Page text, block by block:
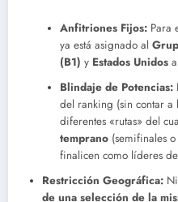
Anfitriones Fijos: Para
ya está asignado al
(B1) y Estados Unidos al
Blindaje de Potencias:
del ranking (sin contar a
diferentes «rutas» del
temprano (semifinales
finalicen como líderes
Restricción Geográfica:
de una selección de la